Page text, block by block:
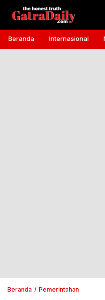
Gatra Daily
the honest truth
Beranda Internasional
Beranda Pemerintahan